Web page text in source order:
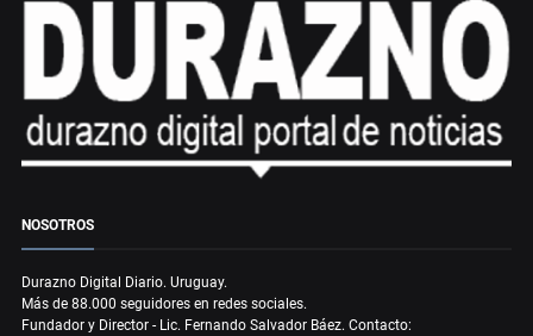
NOSOTROS
Durazno Digital Diario. Uruguay.
Más de 88.000 seguidores en redes sociales.
Fundador y Director - Lic. Fernando Salvador Báez. Contacto: